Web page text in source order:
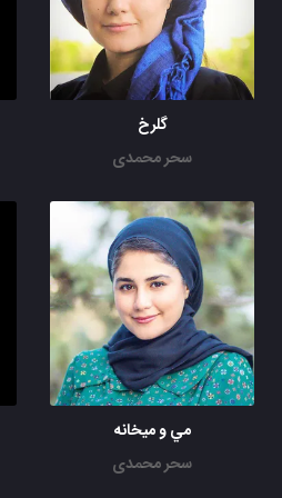
گلرخ
سحر محمدی
مي و ميخانه
سحر محمدی